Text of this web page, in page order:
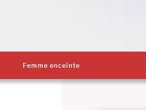
Femme enceinte